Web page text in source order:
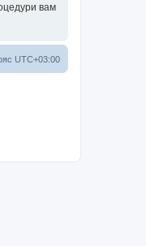
вам
UTC+03:00